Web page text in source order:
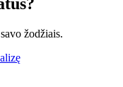
žodžiais.